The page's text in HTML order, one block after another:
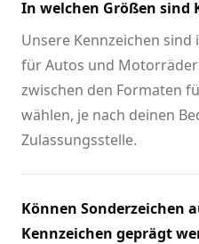
In welchen Größen sind
Unsere Kennzeichen
für Autos und
zwischen den Formaten
wählen, je nach deinen
Zulassungsstelle.
Können Sonderzeichen
Kennzeichen geprägt